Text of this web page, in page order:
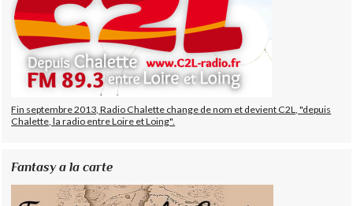
Fin septembre 2013, Radio Chalette change de nom et devient C2L, "depuis
Chalette, la radio entre Loire et Loing".
Fantasy a la carte